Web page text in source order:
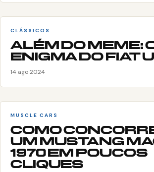
CLÁSSICOS
ALÉM DO MEME:
ENIGMA DO FIAT
14 ago 2024
MUSCLE CARS
COMO
UM MUSTANG
1970 EM POUCOS
CLIQUES